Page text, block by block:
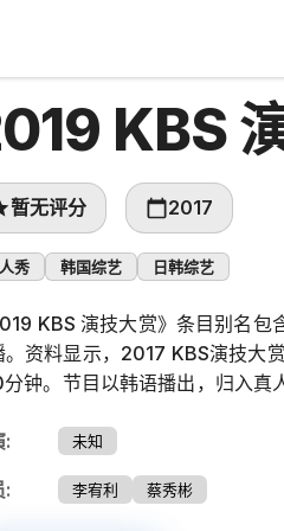
KBS
暂无评分 2017
秀 韩国综艺 日韩综艺
KBS 演技大赏》条目别名
。资料显示，2017 KBS演技大
钟。节目以韩语播出，归入真
: 未知
: 李宥利 蔡秀彬